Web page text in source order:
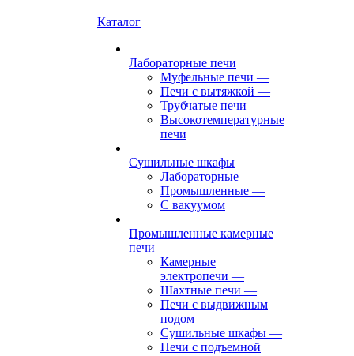
Каталог
Лабораторные печи
Муфельные печи —
Печи с вытяжкой —
Трубчатые печи —
Высокотемпературные
печи
Сушильные шкафы
Лабораторные —
Промышленные —
С вакуумом
Промышленные камерные
печи
Камерные
электропечи —
Шахтные печи —
Печи с выдвижным
подом —
Сушильные шкафы —
Печи с подъемной